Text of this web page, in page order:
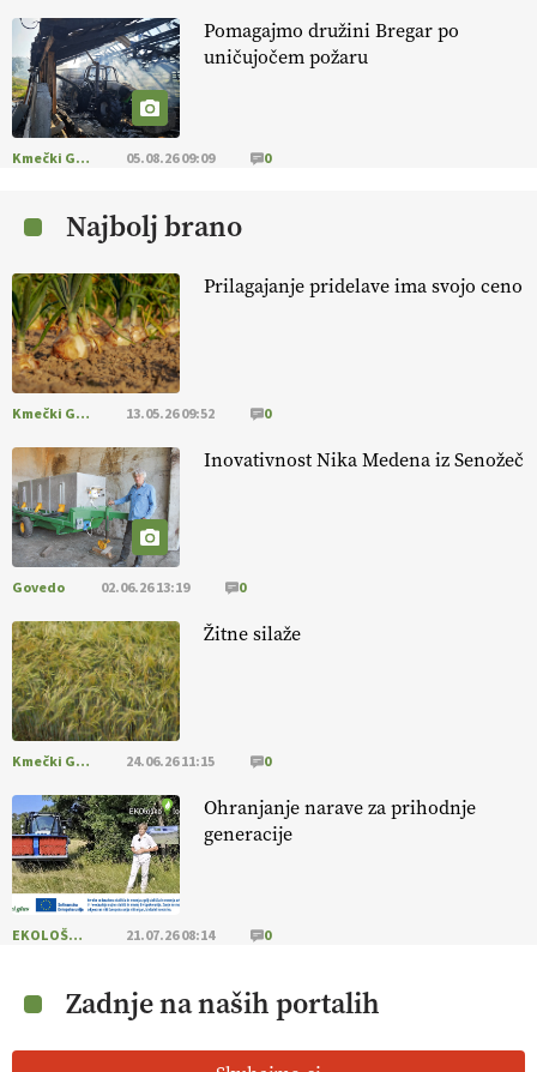
KMETIJSKA LIGA PRVAKOV: POMLADITEV
KMETIJSKE EKIPE
KMETIJSKA LIGA PRVAKOV: UKRAJINA vs.
EVROPA
EKOloško = logično: ekološka kmetija
EKOloško = logično: VLOG Okus je
pomembnejši od izgleda
EKOloško = logično: ekološka kmetija PR'
RAKARI
Pomagajmo družini Bregar po
uničujočem požaru
Kmečki Glas 05.08.26 09:09 0
Najbolj brano
Prilagajanje pridelave ima svojo ceno
Kmečki Glas 13.05.26 09:52 0
Inovativnost Nika Medena iz Senožeč
Govedo 02.06.26 13:19 0
Žitne silaže
Kmečki Glas 24.06.26 11:15 0
Ohranjanje narave za prihodnje
generacije
EKOLOŠKO LOGIČNO 21.07.26 08:14 0
Zadnje na naših portalih